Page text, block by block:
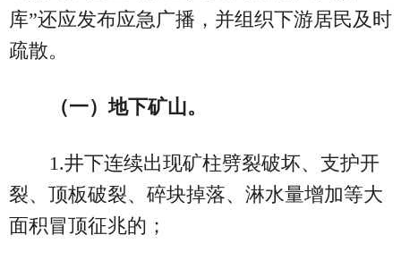
库”还应发布应急广播，并组织下游居民及时
疏散。
（一）地下矿山。
1.井下连续出现矿柱劈裂破坏、支护开
裂、顶板破裂、碎块掉落、淋水量增加等大
面积冒顶征兆的；